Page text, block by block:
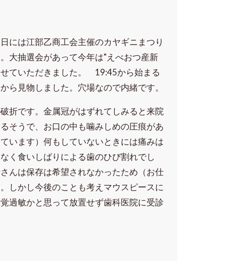
には江部乙商工会主催のカヤギニまつり
大抽選会があって今年は"えべおつ産新
ていただきました。 19:45から始まる
ら見物しました。穴場なので内緒です。
折です。金属冠がはずれてしみると来院
そうで、お口の中も噛みしめの圧痕があ
います）何もしていないときには痛みは
く食いしばりによる歯のひび割れでし
んは保存は希望されなかったため（お仕
しかし今後のことも考えマウスピースに
過敏かと思って放置せず歯科医院に受診
。